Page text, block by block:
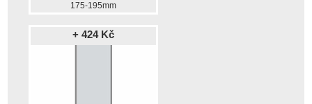
175-195mm
+ 424 Kč